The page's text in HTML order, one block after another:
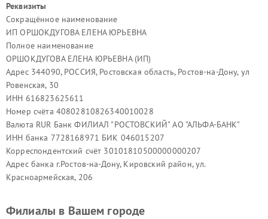
Реквизиты
Сокращённое наименование
ИП ОРШОКДУГОВА ЕЛЕНА ЮРЬЕВНА
Полное наименование
ОРШОКДУГОВА ЕЛЕНА ЮРЬЕВНА (ИП)
Адрес 344090, РОССИЯ, Ростовская область, Ростов-на-Дону, ул
Ровенская, 30
ИНН 616823625611
Номер счёта 40802810826340010028
Валюта RUR Банк ФИЛИАЛ "РОСТОВСКИЙ" АО "АЛЬФА-БАНК"
ИНН банка 7728168971 БИК 046015207
Корреспондентский счёт 30101810500000000207
Адрес банка г.Ростов-на-Дону, Кировский район, ул.
Красноармейская, 206
Филиалы в Вашем городе